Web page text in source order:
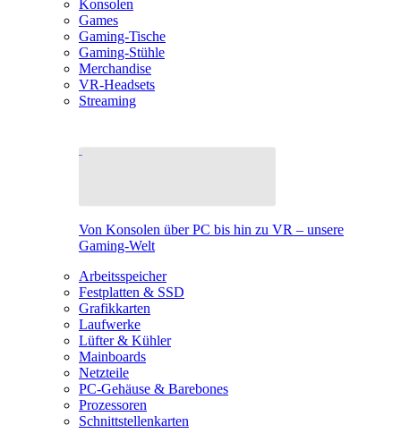
Konsolen
Games
Gaming-Tische
Gaming-Stühle
Merchandise
VR-Headsets
Streaming
Von Konsolen über PC bis hin zu VR – unsere
Gaming-Welt
Arbeitsspeicher
Festplatten & SSD
Grafikkarten
Laufwerke
Lüfter & Kühler
Mainboards
Netzteile
PC-Gehäuse & Barebones
Prozessoren
Schnittstellenkarten